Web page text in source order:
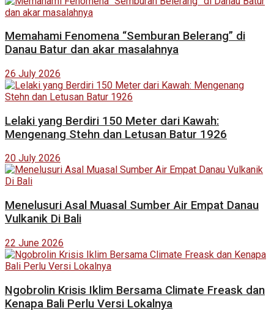
Memahami Fenomena “Semburan Belerang” di
Danau Batur dan akar masalahnya
26 July 2026
Lelaki yang Berdiri 150 Meter dari Kawah:
Mengenang Stehn dan Letusan Batur 1926
20 July 2026
Menelusuri Asal Muasal Sumber Air Empat Danau
Vulkanik Di Bali
22 June 2026
Ngobrolin Krisis Iklim Bersama Climate Freask dan
Kenapa Bali Perlu Versi Lokalnya